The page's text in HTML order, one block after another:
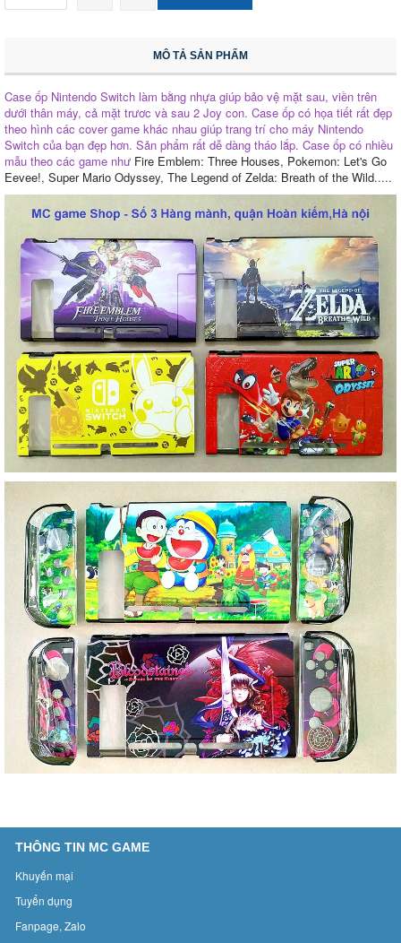
MÔ TẢ SẢN PHẨM
Case ốp Nintendo Switch làm bằng nhựa giúp bảo vệ mặt sau, viền trên
dưới thân máy, cả mặt trươc và sau 2 Joy con. Case ốp có họa tiết rất đẹp
theo hình các cover game khác nhau giúp trang trí cho máy Nintendo
Switch của bạn đẹp hơn. Sản phẩm rất dễ dàng tháo lắp. Case ốp có nhiều
mẫu theo các game như Fire Emblem: Three Houses, Pokemon: Let's Go
Eevee!, Super Mario Odyssey, The Legend of Zelda: Breath of the Wild.....
THÔNG TIN MC GAME
Khuyến mại
Tuyển dụng
Fanpage, Zalo